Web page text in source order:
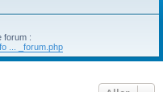
r
forum :
... _forum.php